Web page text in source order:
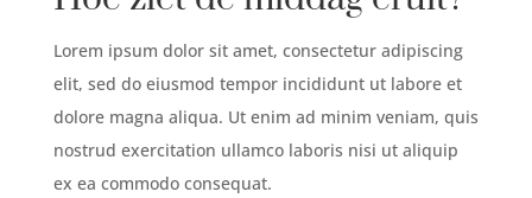
Lorem ipsum dolor sit amet, consectetur adipiscing
elit, sed do eiusmod tempor incididunt ut labore et
dolore magna aliqua. Ut enim ad minim veniam, quis
nostrud exercitation ullamco laboris nisi ut aliquip
ex ea commodo consequat.